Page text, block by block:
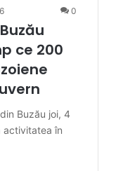
0
ce 200
Buzău joi, 4
activitatea în